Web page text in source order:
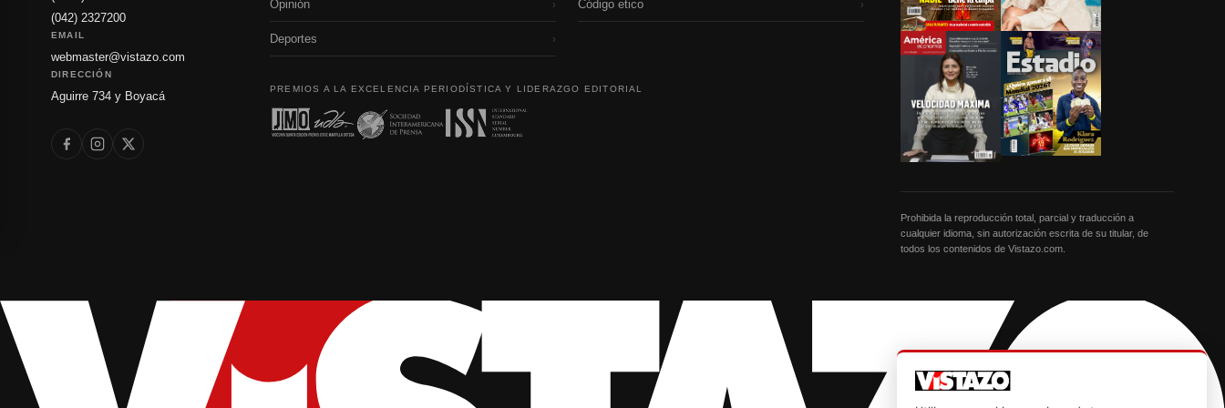
(042) 2327200
EMAIL
webmaster@vistazo.com
DIRECCIÓN
Aguirre 734 y Boyacá
Opinión ›
Deportes ›
Código etico ›
PREMIOS A LA EXCELENCIA PERIODÍSTICA Y LIDERAZGO EDITORIAL
Prohibida la reproducción total, parcial y traducción a
cualquier idioma, sin autorización escrita de su titular, de
todos los contenidos de Vistazo.com.